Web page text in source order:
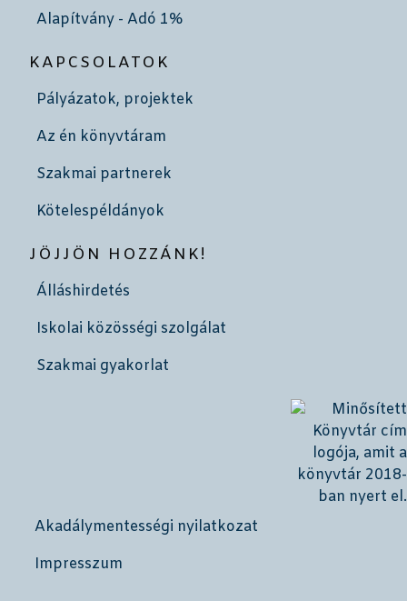
Alapítvány - Adó 1%
KAPCSOLATOK
Pályázatok, projektek
Az én könyvtáram
Szakmai partnerek
Kötelespéldányok
JÖJJÖN HOZZÁNK!
Álláshirdetés
Iskolai közösségi szolgálat
Szakmai gyakorlat
Akadálymentességi nyilatkozat
Impresszum